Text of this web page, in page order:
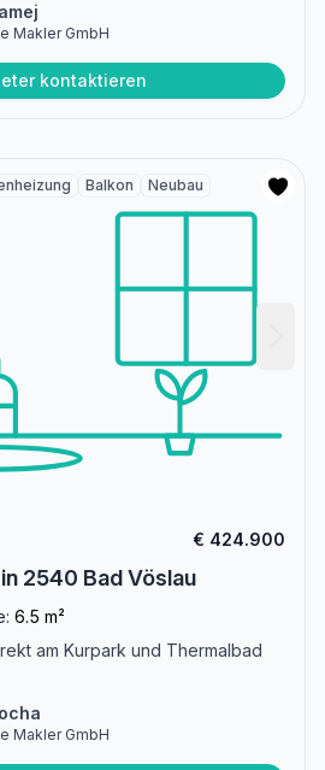
Makler GmbH
kontaktieren
Balkon Neubau
€ 424.900
2540 Bad Vöslau
6.5 m²
am Kurpark und Thermalbad
Makler GmbH